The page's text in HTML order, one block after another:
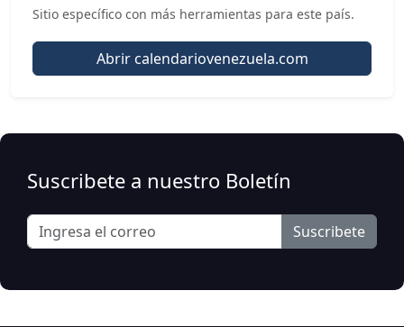
Sitio específico con más herramientas para este país.
Abrir calendariovenezuela.com
Suscribete a nuestro Boletín
Suscribete